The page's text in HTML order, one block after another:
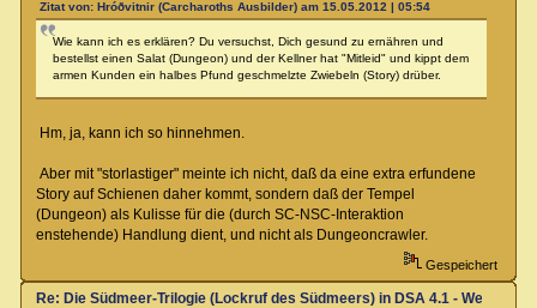
Zitat von: Hróðvitnir (Carcharoths Ausbilder) am 15.05.2012 | 05:54
Wie kann ich es erklären? Du versuchst, Dich gesund zu ernähren und
bestellst einen Salat (Dungeon) und der Kellner hat "Mitleid" und kippt dem
armen Kunden ein halbes Pfund geschmelzte Zwiebeln (Story) drüber.
Hm, ja, kann ich so hinnehmen.
Aber mit "storlastiger" meinte ich nicht, daß da eine extra erfundene
Story auf Schienen daher kommt, sondern daß der Tempel
(Dungeon) als Kulisse für die (durch SC-NSC-Interaktion
enstehende) Handlung dient, und nicht als Dungeoncrawler.
Gespeichert
Re: Die Südmeer-Trilogie (Lockruf des Südmeers) in DSA 4.1 - Wer hat